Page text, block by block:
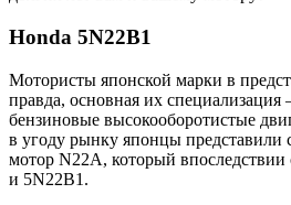
Honda 5N22B1
Мотористы японской марки в
правда, основная их специализация
бензиновые высокооборотистые
в угоду рынку японцы представили
мотор N22A, который впоследствии
и 5N22B1.